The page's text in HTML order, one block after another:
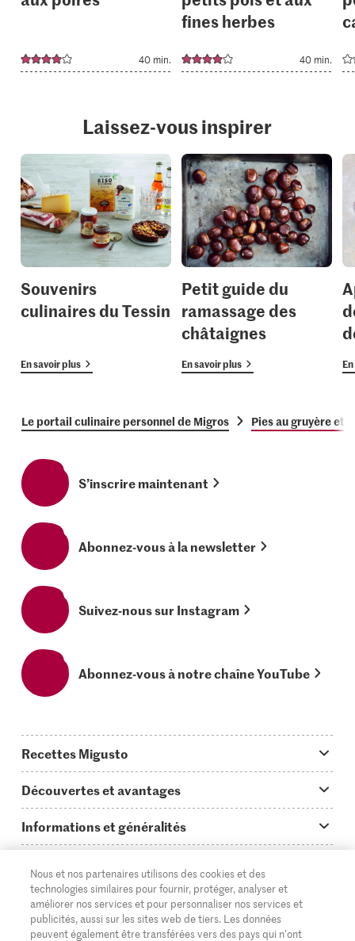
40 min.
fines herbes
40 min.
Laissez-vous inspirer
Souvenirs
culinaires du Tessin
En savoir plus
Petit guide du
ramassage des
châtaignes
En savoir plus
Le portail culinaire personnel de Migros Pies au gruyère et
S’inscrire maintenant
Abonnez-vous à la newsletter
Suivez-nous sur Instagram
Abonnez-vous à notre chaîne YouTube
Recettes Migusto
Idées de menus
Plats principaux
Simple & vite prêt
Apéritif
Découvertes et avantages
On en parle...
Tutoriels
Glossaire des ingrédients
Informations et généralités
Questions concernant Migusto
Cuisiner avec Migusto
Service clientèle & contact
Supermarché
Migros Online
DE FR IT
Nous et nos partenaires utilisons des cookies et des
technologies similaires pour fournir, protéger, analyser et
améliorer nos services et pour personnaliser nos services et
publicités, aussi sur les sites web de tiers. Les données
peuvent également être transférées vers des pays qui n'ont